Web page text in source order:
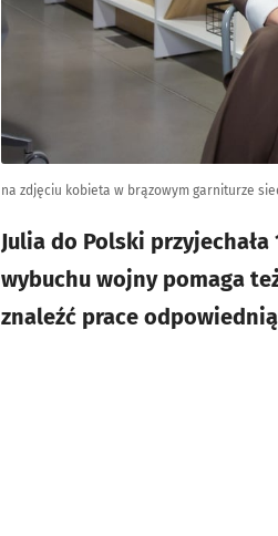
na zdjęciu kobieta w brązowym garniturze
Julia do Polski
wybuchu wojny pomaga
znaleźć prace